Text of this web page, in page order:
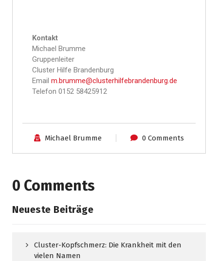
Kontakt
Michael Brumme
Gruppenleiter
Cluster Hilfe Brandenburg
Email m.brumme@clusterhilfebrandenburg.de
Telefon 0152 58425912
Michael Brumme 0 Comments
0 Comments
Neueste Beiträge
Cluster-Kopfschmerz: Die Krankheit mit den
vielen Namen